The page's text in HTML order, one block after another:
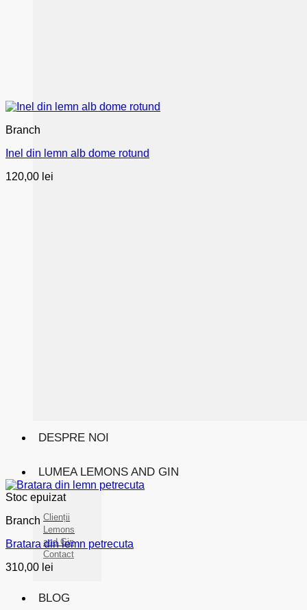
DESPRE NOI
LUMEA LEMONS AND GIN
Clienții
Lemons
and Gin
Contact
BLOG
Branch
Inel din lemn alb dome rotund
120,00 lei
Stoc epuizat
Branch
Bratara din lemn petrecuta
310,00 lei